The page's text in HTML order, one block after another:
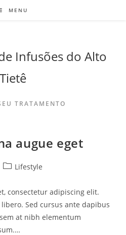
MENU
Infusões do Alto
Tietê
TRATAMENTO
augue eget
Lifestyle
consectetur adipiscing elit.
Sed cursus ante dapibus
at nibh elementum